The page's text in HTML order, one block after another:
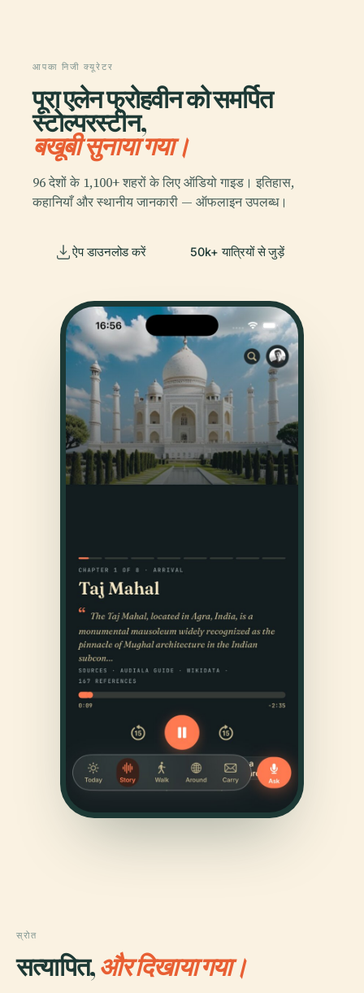
आपका निजी क्यूरेटर
पूरा एलेन फ्रोहवीन को समर्पित
स्टोल्परस्टीन,
बखूबी सुनाया गया।
96 देशों के 1,100+ शहरों के लिए ऑडियो गाइड। इतिहास,
कहानियाँ और स्थानीय जानकारी — ऑफलाइन उपलब्ध।
ऐप डाउनलोड करें 50k+ यात्रियों से जुड़ें
स्रोत
सत्यापित,और दिखाया गया।